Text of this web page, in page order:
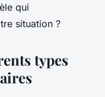
qui
situation ?
types